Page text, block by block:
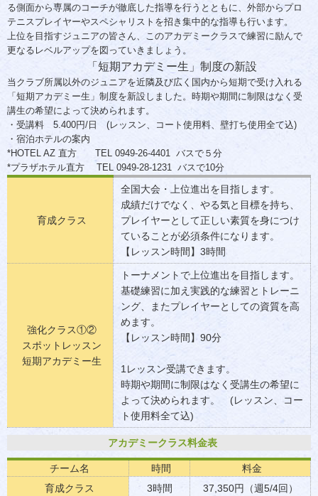
る側面から専属のコーチが徹底した指導を行うとともに、外部からプロ
テニスプレイヤーやスペシャリストを招き集中的な指導も行います。
上位を目指すジュニアの皆さん、このアカデミークラスで練習に励んで
更なるレベルアップを図っていきましょう。
「短期アカデミー生」制度の新設
当クラブ所属以外のジュニアを近隣及び広く国内から短期で受け入れる
「短期アカデミー生」制度を新設しました。時期や期間に制限はなく受
講生の希望によって決められます。
・受講料 5.400円/日 (レッスン、コート使用料、壁打ち使用全て込)
・宿泊ホテルの案内
*HOTEL AZ 直方 TEL 0949-26-4401 バスで５分
*プラザホテル直方 TEL 0949-28-1231 バスで10分
育成クラス
全国大会・上位進出を目指します。
成績だけでなく、やる気と目標を持ち、
プレイヤーとして正しい素質を身につけ
ていることが必須条件になります。
【レッスン時間】3時間
強化クラス①②
スポットレッスン
短期アカデミー生
トーナメントで上位進出を目指します。
基礎練習に加え実践的な練習とトレーニ
ング、またプレイヤーとしての資質を高
めます。
【レッスン時間】90分
1レッスン受講できます。
時期や期間に制限はなく受講生の希望に
よって決められます。 (レッスン、コー
ト使用料全て込)
アカデミークラス料金表
チーム名 時間
料金
育成クラス
3時間 37,350円（週5/4回）